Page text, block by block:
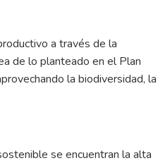
a través de la
de lo planteado en el Plan
la biodiversidad, la
se encuentran la alta